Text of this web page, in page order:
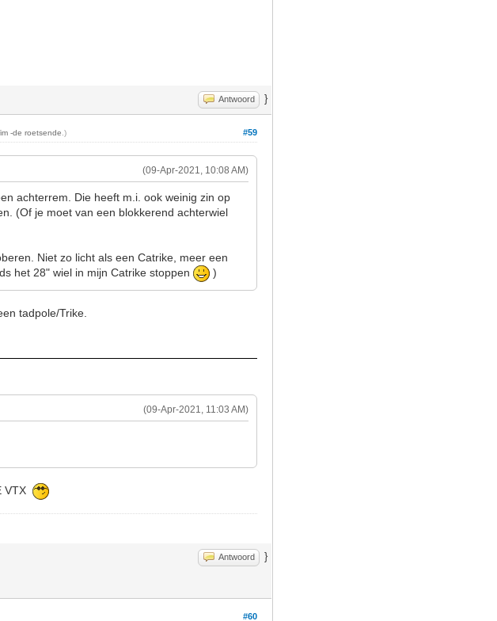
Antwoord }
#59
-de roetsende .)
(09-Apr-2021, 10:08 AM)
achterrem. Die heeft m.i. ook weinig zin op
(Of je moet van een blokkerend achterwiel
Niet zo licht als een Catrike, meer een
het 28" wiel in mijn Catrike stoppen
)
tadpole/Trike.
(09-Apr-2021, 11:03 AM)
VTX
Antwoord }
#60